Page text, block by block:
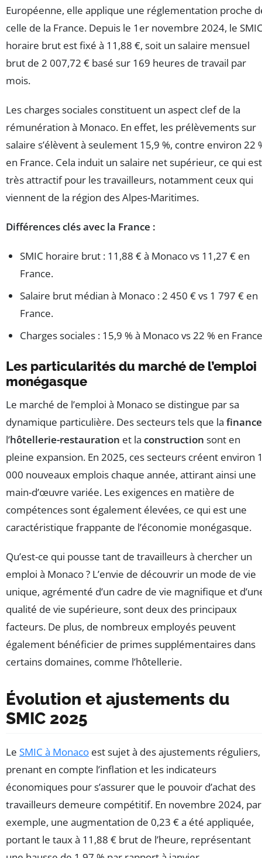
Européenne, elle applique une réglementation proche
celle de la France. Depuis le 1er novembre 2024, le
horaire brut est fixé à 11,88 €, soit un salaire mensuel
brut de 2 007,72 € basé sur 169 heures de travail par
mois.
Les charges sociales constituent un aspect clef de la
rémunération à Monaco. En effet, les prélèvements sur
salaire s’élèvent à seulement 15,9 %, contre environ 22
en France. Cela induit un salaire net supérieur, ce qui est
très attractif pour les travailleurs, notamment ceux qui
viennent de la région des Alpes-Maritimes.
Différences clés avec la France :
SMIC horaire brut : 11,88 € à Monaco vs 11,27 € en
France.
Salaire brut médian à Monaco : 2 450 € vs 1 797 € en
France.
Charges sociales : 15,9 % à Monaco vs 22 % en
Les particularités du marché de l’emploi
monégasque
Le marché de l’emploi à Monaco se distingue par sa
dynamique particulière. Des secteurs tels que la finance
l’hôtellerie-restauration et la construction sont en
pleine expansion. En 2025, ces secteurs créent environ
000 nouveaux emplois chaque année, attirant ainsi une
main-d’œuvre variée. Les exigences en matière de
compétences sont également élevées, ce qui est une
caractéristique frappante de l’économie monégasque.
Qu’est-ce qui pousse tant de travailleurs à chercher un
emploi à Monaco ? L’envie de découvrir un mode de vie
unique, agrémenté d’un cadre de vie magnifique et
qualité de vie supérieure, sont deux des principaux
facteurs. De plus, de nombreux employés peuvent
également bénéficier de primes supplémentaires dans
certains domaines, comme l’hôtellerie.
Évolution et ajustements du
SMIC 2025
Le SMIC à Monaco est sujet à des ajustements réguliers,
prenant en compte l’inflation et les indicateurs
économiques pour s’assurer que le pouvoir d’achat des
travailleurs demeure compétitif. En novembre 2024, par
exemple, une augmentation de 0,23 € a été appliquée,
portant le taux à 11,88 € brut de l’heure, représentant